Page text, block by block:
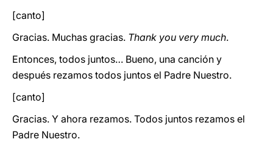
[canto]
Gracias. Muchas gracias. Thank you very much.
Entonces, todos juntos… Bueno, una canción y
después rezamos todos juntos el Padre Nuestro.
[canto]
Gracias. Y ahora rezamos. Todos juntos rezamos el
Padre Nuestro.